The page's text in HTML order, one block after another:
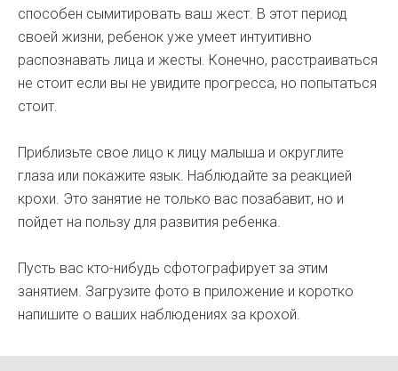
способен сымитировать ваш жест. В этот период
своей жизни, ребенок уже умеет интуитивно
распознавать лица и жесты. Конечно, расстраиваться
не стоит если вы не увидите прогресса, но попытаться
стоит.
Приблизьте свое лицо к лицу малыша и округлите
глаза или покажите язык. Наблюдайте за реакцией
крохи. Это занятие не только вас позабавит, но и
пойдет на пользу для развития ребенка.
Пусть вас кто-нибудь сфотографирует за этим
занятием. Загрузите фото в приложение и коротко
напишите о ваших наблюдениях за крохой.